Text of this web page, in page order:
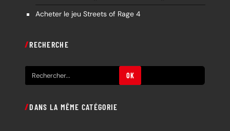
Acheter le jeu Streets of Rage 4
RECHERCHE
e
h
OK
DANS LA MÊME CATÉGORIE